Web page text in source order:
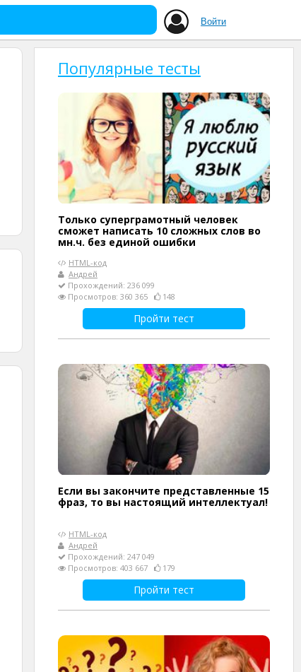
Войти
Популярные тесты
Только суперграмотный человек
сможет написать 10 сложных слов во
мн.ч. без единой ошибки
HTML-код
Андрей
Прохождений: 236 099
Просмотров: 360 365
148
Пройти тест
Если вы закончите представленные 15
фраз, то вы настоящий интеллектуал!
HTML-код
Андрей
Прохождений: 247 049
Просмотров: 403 667
179
Пройти тест